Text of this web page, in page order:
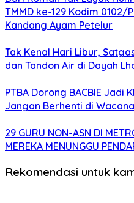
TMMD ke-129 Kodim 0102/
Kandang Ayam Petelur
Tak Kenal Hari Libur,
dan Tandon Air di Dayah
PTBA Dorong BACBIE Jadi
Jangan Berhenti di Wacana
29 GURU NON-ASN DI
MEREKA MENUNGGU
Rekomendasi untuk